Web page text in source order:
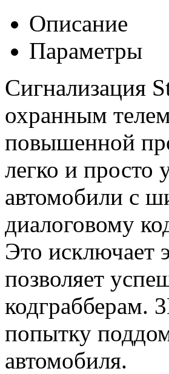
Описание
Параметры
Сигнализация
охранным
повышенной
легко и просто
автомобили с
диалоговому
Это исключает
позволяет
кодграбберам.
попытку
автомобиля.